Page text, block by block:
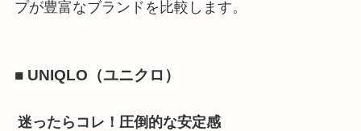
プが豊富なブランドを比較します。
■ UNIQLO（ユニクロ）
迷ったらコレ！圧倒的な安定感